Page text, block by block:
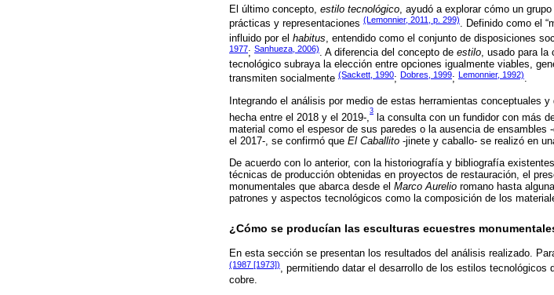
El último concepto, estilo tecnológico, ayudó a explorar cómo un
prácticas y representaciones (Lemonnier, 2011, p. 299). Definido como el
influido por el habitus, entendido como el conjunto de disposiciones
1977; Sanhueza, 2006). A diferencia del concepto de estilo, usado para la
tecnológico subraya la elección entre opciones igualmente viables,
transmiten socialmente (Sackett, 1990; Dobres, 1999; Lemonnier, 1992).
Integrando el análisis por medio de estas herramientas conceptuales
hecha entre el 2018 y el 2019-,
3
la consulta con un fundidor con más
material como el espesor de sus paredes o la ausencia de
el 2017-, se confirmó que El Caballito -jinete y caballo- se realizó en
De acuerdo con lo anterior, con la historiografía y bibliografía
técnicas de producción obtenidas en proyectos de restauración, el
monumentales que abarca desde el Marco Aurelio romano hasta
patrones y aspectos tecnológicos como la composición de los
¿Cómo se producían las esculturas ecuestres
En esta sección se presentan los resultados del análisis realizado.
(1987 [1973]), permitiendo datar el desarrollo de los estilos
cobre.